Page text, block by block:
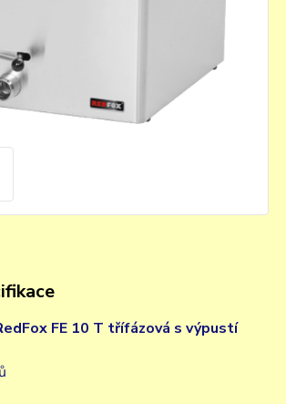
FE 10 T třífázová s výpustí